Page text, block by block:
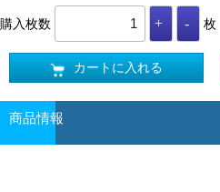
購入枚数 枚
カートに入れる
商品情報